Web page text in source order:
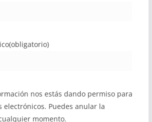
(obligatorio)
nos estás dando permiso para
electrónicos. Puedes anular la
momento.